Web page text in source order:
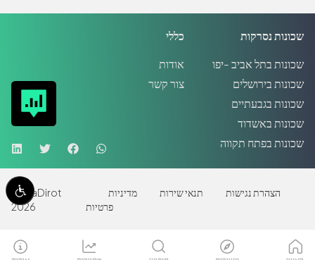
כללי
אודות
צור קשר
שכונות נסרקות
שכונות בתל אביב -יפו
שכונות בירושלים
שכונות בגבעתיים
שכונות באשדוד
שכונות בפתח תקווה
MadaDirot
2026
הצהרת נגישות תנאי שירות
מדיניות
פרטיות